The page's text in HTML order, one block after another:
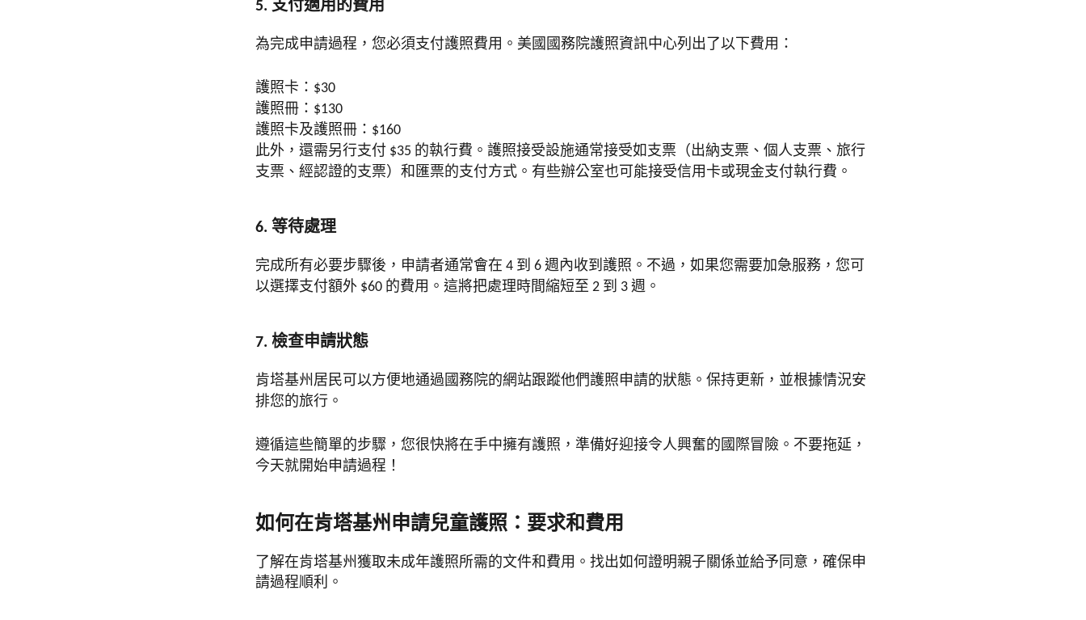
5. 支付適用的費用
為完成申請過程，您必須支付護照費用。美國國務院護照資訊中心列出了以下費用：
護照卡：$30
護照冊：$130
護照卡及護照冊：$160
此外，還需另行支付 $35 的執行費。護照接受設施通常接受如支票（出納支票、個人支票、旅行
支票、經認證的支票）和匯票的支付方式。有些辦公室也可能接受信用卡或現金支付執行費。
6. 等待處理
完成所有必要步驟後，申請者通常會在 4 到 6 週內收到護照。不過，如果您需要加急服務，您可
以選擇支付額外 $60 的費用。這將把處理時間縮短至 2 到 3 週。
7. 檢查申請狀態
肯塔基州居民可以方便地通過國務院的網站跟蹤他們護照申請的狀態。保持更新，並根據情況安
排您的旅行。
遵循這些簡單的步驟，您很快將在手中擁有護照，準備好迎接令人興奮的國際冒險。不要拖延，
今天就開始申請過程！
如何在肯塔基州申請兒童護照：要求和費用
了解在肯塔基州獲取未成年護照所需的文件和費用。找出如何證明親子關係並給予同意，確保申
請過程順利。